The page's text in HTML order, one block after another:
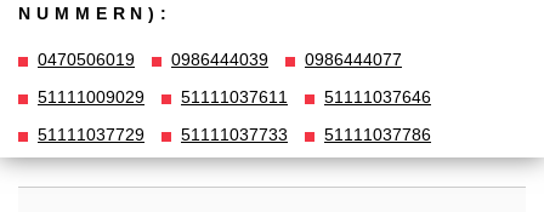
NUMMERN):
0470506019 0986444039
0986444077
51111009029
51111037611
51111037646
51111037729
51111037733 51111037786